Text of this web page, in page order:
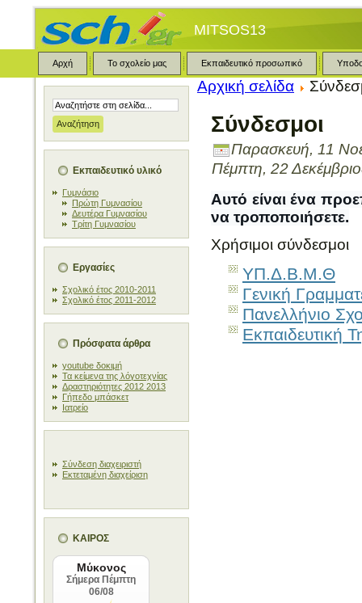
MITSOS13
Αρχή Το σχολείο μας Εκπαιδευτικό προσωπικό
Εκπαιδευτικό υλικό
Γυμνάσιο
Πρώτη Γυμνασίου
Δευτέρα Γυμνασίου
Τρίτη Γυμνασίου
Εργασίες
Σχολικό έτος 2010-2011
Σχολικό έτος 2011-2012
Πρόσφατα άρθρα
youtube δοκιμή
Τα κείμενα της λόγοτεχνίας
Δραστηριότητες 2012 2013
Γήπεδο μπάσκετ
Ιατρείο
Σύνδεση διαχειριστή
Εκτεταμένη διαχείριση
ΚΑΙΡΟΣ
Αρχική σελίδα
Σύνδεσμοι
Παρασκευή, 11
Πέμπτη, 22
Αυτό είναι ένα
να τροποποιήσετε.
Χρήσιμοι σύνδεσμοι
ΥΠ.Δ.Β.Μ.Θ
Γενική
Πανελλήνιο
Εκπαιδευτική